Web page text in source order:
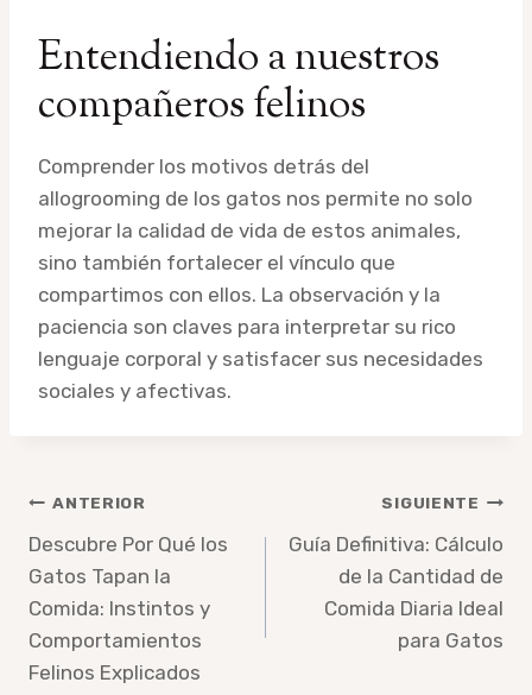
Entendiendo a nuestros
compañeros felinos
Comprender los motivos detrás del
allogrooming de los gatos nos permite no solo
mejorar la calidad de vida de estos animales,
sino también fortalecer el vínculo que
compartimos con ellos. La observación y la
paciencia son claves para interpretar su rico
lenguaje corporal y satisfacer sus necesidades
sociales y afectivas.
Navegación
de
entradas
ANTERIOR
Descubre Por Qué los
Gatos Tapan la
Comida: Instintos y
Comportamientos
Felinos Explicados
SIGUIENTE
Guía Definitiva: Cálculo
de la Cantidad de
Comida Diaria Ideal
para Gatos